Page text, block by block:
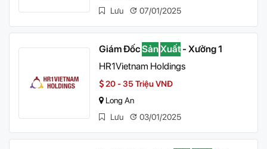
Lưu
07/01/2025
Giám ĐốcSảnXuất - Xưởng 1
HR1Vietnam Holdings
20 - 35 Triệu VNĐ
Long An
Lưu
03/01/2025